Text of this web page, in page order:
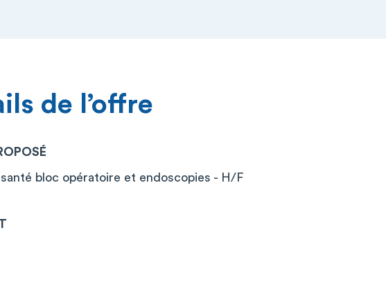
de l’offre
bloc opératoire et endoscopies - H/F